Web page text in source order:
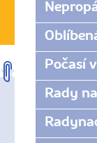
Počasí
Rady